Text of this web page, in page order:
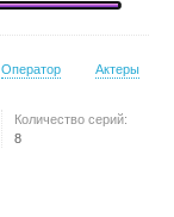
Оператор Актеры
Количество серий:
8